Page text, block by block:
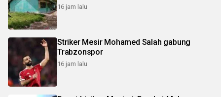
16 jam lalu
Striker Mesir Mohamed Salah gabung
Trabzonspor
16 jam lalu